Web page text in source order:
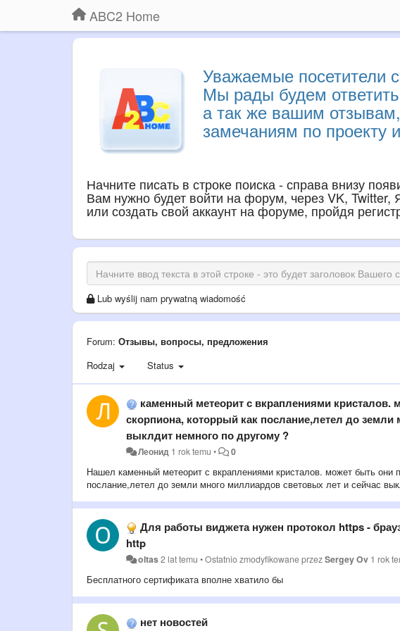
ABC2 Home
Уважаемые посетители
Мы рады будем
а так же вашим
замечаниям по проекту
Начните писать в строке поиска - справа внизу
Вам нужно будет войти на форум, через VK, Twitter,
или создать свой аккаунт на форуме, пройдя
Lub wyślij nam prywatną wiadomość
Forum: Отзывы, вопросы, предложения
Rodzaj
Status
каменный метеорит с вкраплениями кристалов.
скорпиона, которрый как послание,летел до
выклдит немного по другому ?
Леонид 1 rok temu • 0
Нашел каменный метеорит с вкраплениями кристалов. может быть они
послание,летел до земли много миллиардов световых лет и сейчас
Для работы виджета нужен протокол https -
http
oltas2 lat temu •Ostatnio zmodyfikowane przezSergey Ov 1 rok
Бесплатного сертификата вполне хватило бы
нет новостей